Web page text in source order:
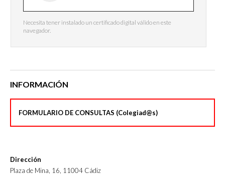
Necesita tener instalado un certificado digital válido en este
navegador.
INFORMACIÓN
FORMULARIO DE CONSULTAS (Colegiad@s)
Dirección
Plaza de Mina, 16, 11004 Cádiz